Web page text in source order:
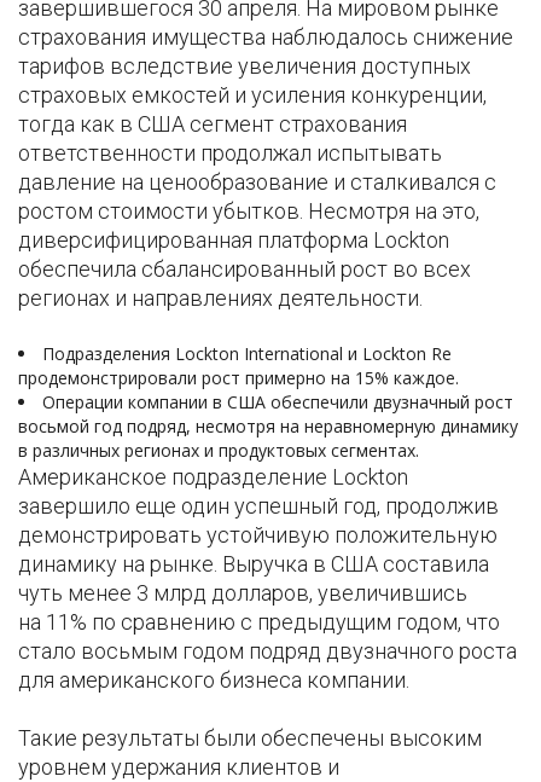
завершившегося 30 апреля. На мировом рынке
страхования имущества наблюдалось снижение
тарифов вследствие увеличения доступных
страховых емкостей и усиления конкуренции,
тогда как в США сегмент страхования
ответственности продолжал испытывать
давление на ценообразование и сталкивался с
ростом стоимости убытков. Несмотря на это,
диверсифицированная платформа Lockton
обеспечила сбалансированный рост во всех
регионах и направлениях деятельности.
Подразделения Lockton International и Lockton Re
продемонстрировали рост примерно на 15% каждое.
Операции компании в США обеспечили двузначный рост
восьмой год подряд, несмотря на неравномерную динамику
в различных регионах и продуктовых сегментах.
Американское подразделение Lockton
завершило еще один успешный год, продолжив
демонстрировать устойчивую положительную
динамику на рынке. Выручка в США составила
чуть менее 3 млрд долларов, увеличившись
на 11% по сравнению с предыдущим годом, что
стало восьмым годом подряд двузначного роста
для американского бизнеса компании.
Такие результаты были обеспечены высоким
уровнем удержания клиентов и